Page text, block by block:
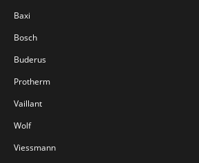
Baxi
Bosch
Buderus
Protherm
Vaillant
Wolf
Viessmann